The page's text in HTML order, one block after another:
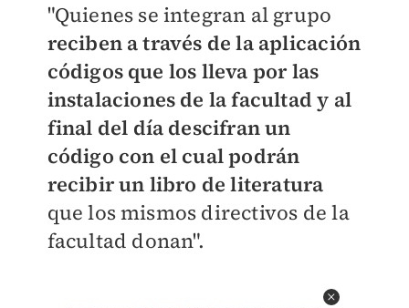
"Quienes se integran al grupo
reciben a través de la aplicación
códigos que los lleva por las
instalaciones de la facultad y al
final del día descifran un
código con el cual podrán
recibir un libro de literatura
que los mismos directivos de la
facultad donan".